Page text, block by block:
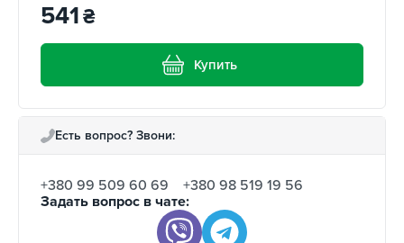
541₴
Купить
Есть вопрос? Звони:
+380 99 509 60 69
+380 98 519 19 56
Задать вопрос в чате: